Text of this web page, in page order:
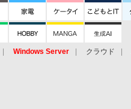
Windows Server クラウド